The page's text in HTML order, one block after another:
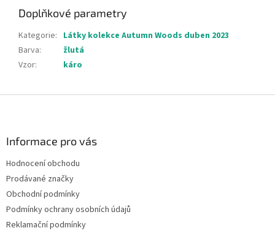
Doplňkové parametry
Kategorie: Látky kolekce Autumn Woods duben 2023
Barva:
žlutá
Vzor: káro
Informace pro vás
Hodnocení obchodu
Prodávané značky
Obchodní podmínky
Podmínky ochrany osobních údajů
Reklamační podmínky